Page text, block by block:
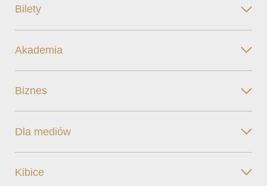
Bilety
Akademia
Biznes
Dla mediów
Kibice